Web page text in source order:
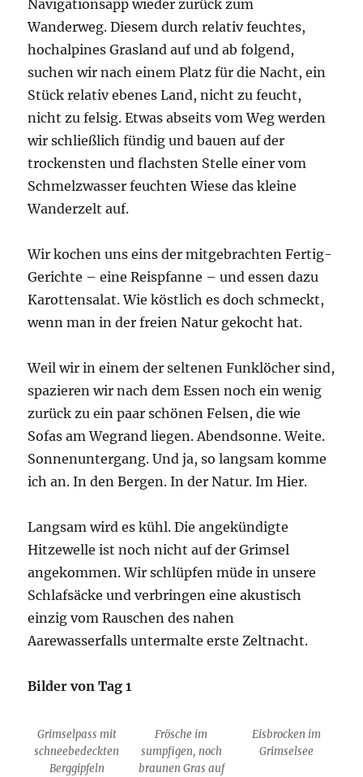
Navigationsapp wieder zurück zum
Wanderweg. Diesem durch relativ feuchtes,
hochalpines Grasland auf und ab folgend,
suchen wir nach einem Platz für die Nacht, ein
Stück relativ ebenes Land, nicht zu feucht,
nicht zu felsig. Etwas abseits vom Weg werden
wir schließlich fündig und bauen auf der
trockensten und flachsten Stelle einer vom
Schmelzwasser feuchten Wiese das kleine
Wanderzelt auf.
Wir kochen uns eins der mitgebrachten Fertig-
Gerichte – eine Reispfanne – und essen dazu
Karottensalat. Wie köstlich es doch schmeckt,
wenn man in der freien Natur gekocht hat.
Weil wir in einem der seltenen Funklöcher sind,
spazieren wir nach dem Essen noch ein wenig
zurück zu ein paar schönen Felsen, die wie
Sofas am Wegrand liegen. Abendsonne. Weite.
Sonnenuntergang. Und ja, so langsam komme
ich an. In den Bergen. In der Natur. Im Hier.
Langsam wird es kühl. Die angekündigte
Hitzewelle ist noch nicht auf der Grimsel
angekommen. Wir schlüpfen müde in unsere
Schlafsäcke und verbringen eine akustisch
einzig vom Rauschen des nahen
Aarewasserfalls untermalte erste Zeltnacht.
Bilder von Tag 1
Grimselpass mit
schneebedeckten
Berggipfeln
Frösche im
sumpfigen, noch
braunen Gras auf
Eisbrocken im
Grimselsee